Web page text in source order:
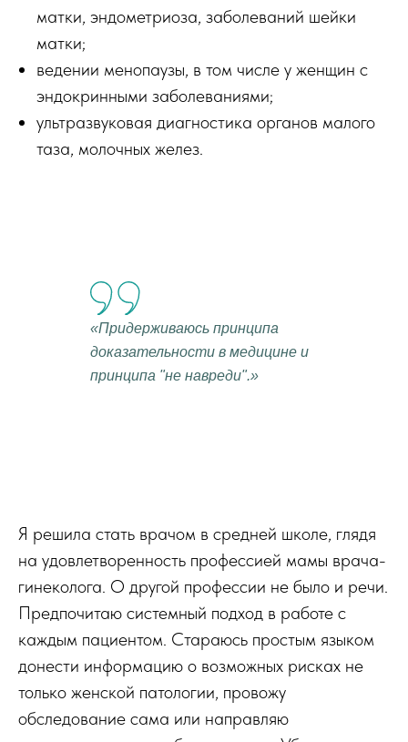
матки, эндометриоза, заболеваний шейки
матки;
ведении менопаузы, в том числе у женщин с
эндокринными заболеваниями;
ультразвуковая диагностика органов малого
таза, молочных желез.
«Придерживаюсь принципа
доказательности в медицине и
принципа "не навреди".»
Я решила стать врачом в средней школе, глядя
на удовлетворенность профессией мамы врача-
гинеколога. О другой профессии не было и речи.
Предпочитаю системный подход в работе с
каждым пациентом. Стараюсь простым языком
донести информацию о возможных рисках не
только женской патологии, провожу
обследование сама или направляю